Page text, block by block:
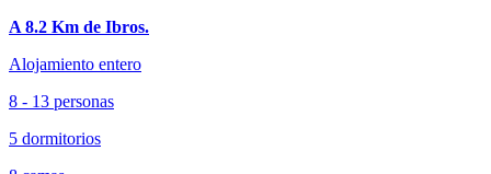
A 8.2 Km de Ibros.
Alojamiento entero
8 - 13 personas
5 dormitorios